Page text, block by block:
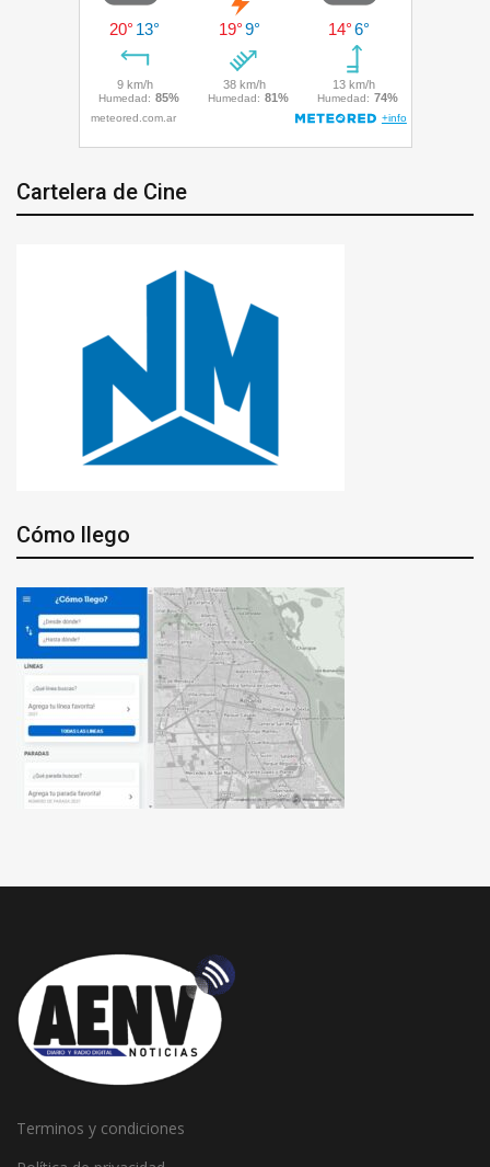
Cartelera de Cine
Cómo llego
Terminos y condiciones